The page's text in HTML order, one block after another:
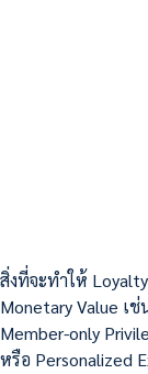
สิ่งที่จะทำให้
Monetary Value เ
Member-only
หรือ Personalized